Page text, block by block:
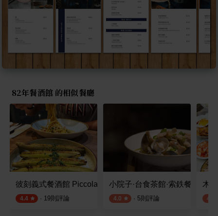
82年餐酒館 的相似餐廳
彼刻義式餐酒館 Piccola Enoteca
4.4 · 19則評論
小院子·台食茶館·索鉄餐飲事業
4.0 · 5則評論
木
4.1